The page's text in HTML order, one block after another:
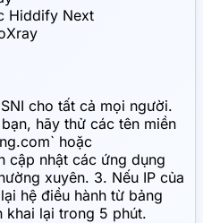
Hiddify Next
cho tất cả mọi người.
hãy thử các tên miền
hoặc
cập nhật các ứng dụng
xuyên. 3. Nếu IP của
hệ điều hành từ bảng
khai lại trong 5 phút.